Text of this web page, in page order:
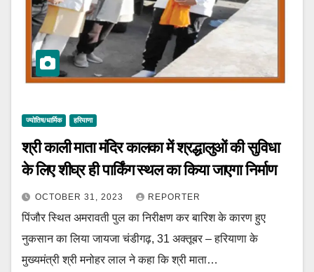
ज्योतिष/धार्मिक हरियाणा
श्री काली माता मंदिर कालका में श्रद्धालुओं की सुविधा
के लिए शीघ्र ही पार्किंग स्थल का किया जाएगा निर्माण
OCTOBER 31, 2023 REPORTER
पिंजौर स्थित अमरावती पुल का निरीक्षण कर बारिश के कारण हुए
नुकसान का लिया जायजा चंडीगढ़, 31 अक्तूबर – हरियाणा के
मुख्यमंत्री श्री मनोहर लाल ने कहा कि श्री माता…